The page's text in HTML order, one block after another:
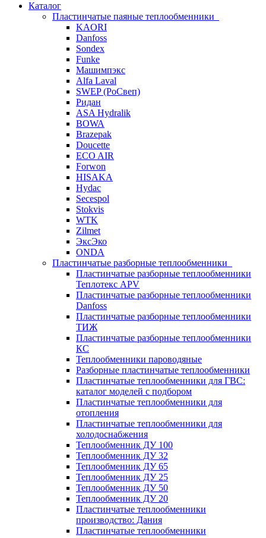
Каталог
Пластинчатые паяные теплообменники
KAORI
Danfoss
Sondex
Funke
Машимпэкс
Alfa Laval
SWEP (РоСвеп)
Ридан
ASA Hydralik
BOWA
Brazepak
Doucette
ECO AIR
Forwon
HISAKA
Hydac
Secespol
Stokvis
WTK
Zilmet
ЭксЭко
ONDA
Пластинчатые разборные теплообменники
Пластинчатые разборные теплообменники
Теплотекс APV
Пластинчатые разборные теплообменники
Danfoss
Пластинчатые разборные теплообменники
ТИЖ
Пластинчатые разборные теплообменники
КC
Теплообменники пароводяные
Разборные пластинчатые теплообменники
Пластинчатые теплообменники для ГВС:
каталог моделей с подбором
Пластинчатые теплообменники для
отопления
Пластинчатые теплообменники для
холодоснабжения
Теплообменник ДУ 100
Теплообменник ДУ 32
Теплообменник ДУ 65
Теплообменник ДУ 25
Теплообменник ДУ 50
Теплообменник ДУ 20
Пластинчатые теплообменники
производство: Дания
Пластинчатые теплообменники